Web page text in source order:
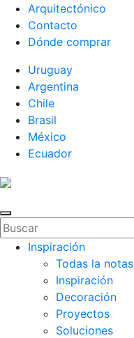
Arquitectónico
Contacto
Dónde comprar
Uruguay
Argentina
Chile
Brasil
México
Ecuador
Inspiración
Todas la notas
Inspiración
Decoración
Proyectos
Soluciones